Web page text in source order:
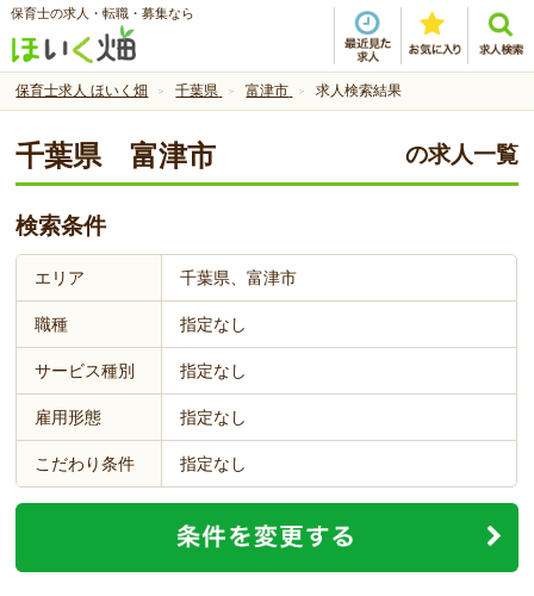
保育士の求人・転職・募集なら
保育士求人 ほいく畑 千葉県 富津市 求人検索結果
千葉県 富津市 の求人一覧
検索条件
エリア 千葉県、富津市
職種 指定なし
サービス種別 指定なし
雇用形態 指定なし
こだわり条件 指定なし